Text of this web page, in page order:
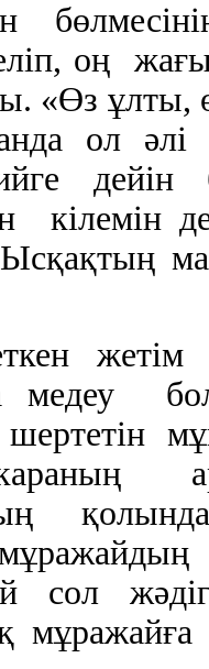
оң
«Өз ұлты,
ол
кілемін
жетім
медеу
сол
мұражайға